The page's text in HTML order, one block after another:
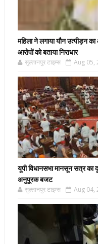
महिला ने लगाया यौन उत्पीड़न
आरोपों को बताया निराधार
सुल्तानपुर टाइम्स Aug 05,
यूपी विधानसभा मानसून सत्र का
अनुपूरक बजट
सुल्तानपुर टाइम्स Aug 04,